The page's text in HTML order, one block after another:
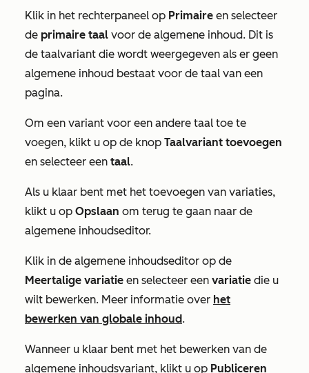
Klik in het rechterpaneel op Primaire en selecteer
de primaire taal voor de algemene inhoud. Dit is
de taalvariant die wordt weergegeven als er geen
algemene inhoud bestaat voor de taal van een
pagina.
Om een variant voor een andere taal toe te
voegen, klikt u op de knop Taalvariant toevoegen
en selecteer een taal.
Als u klaar bent met het toevoegen van variaties,
klikt u op Opslaan om terug te gaan naar de
algemene inhoudseditor.
Klik in de algemene inhoudseditor op de
Meertalige variatie en selecteer een variatie die u
wilt bewerken. Meer informatie over het
bewerken van globale inhoud.
Wanneer u klaar bent met het bewerken van de
algemene inhoudsvariant, klikt u op Publiceren